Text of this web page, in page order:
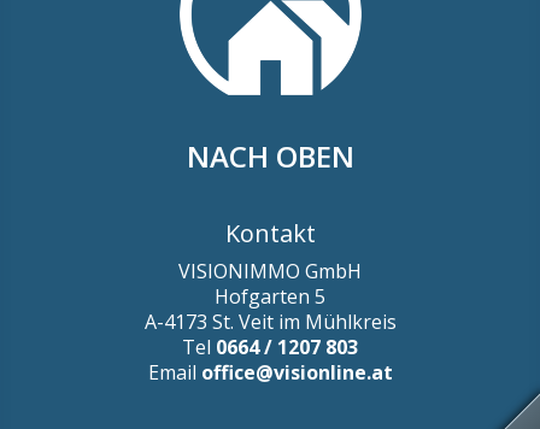
NACH OBEN
Kontakt
VISIONIMMO GmbH
Hofgarten 5
A-4173 St. Veit im Mühlkreis
Tel 0664 / 1207 803
Email office@visionline.at